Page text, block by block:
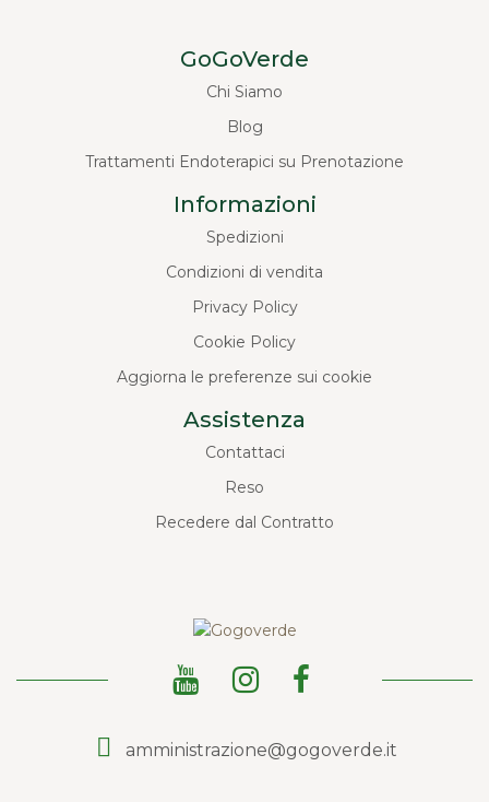
GoGoVerde
Chi Siamo
Blog
Trattamenti Endoterapici su Prenotazione
Informazioni
Spedizioni
Condizioni di vendita
Privacy Policy
Cookie Policy
Aggiorna le preferenze sui cookie
Assistenza
Contattaci
Reso
Recedere dal Contratto
amministrazione@gogoverde.it